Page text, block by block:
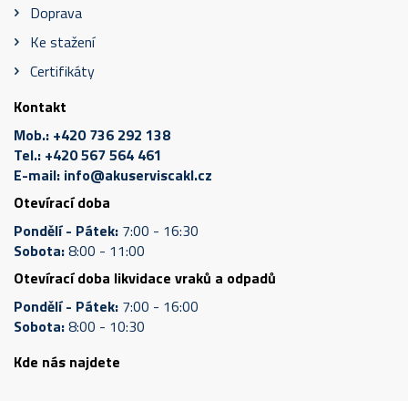
Doprava
Ke stažení
Certifikáty
Kontakt
Mob.: +420 736 292 138
Tel.: +420 567 564 461
E-mail: info@akuserviscakl.cz
Otevírací doba
Pondělí - Pátek: 7:00 - 16:30
Sobota:8:00 - 11:00
Otevírací doba likvidace vraků a odpadů
Pondělí - Pátek: 7:00 - 16:00
Sobota:8:00 - 10:30
Kde nás najdete